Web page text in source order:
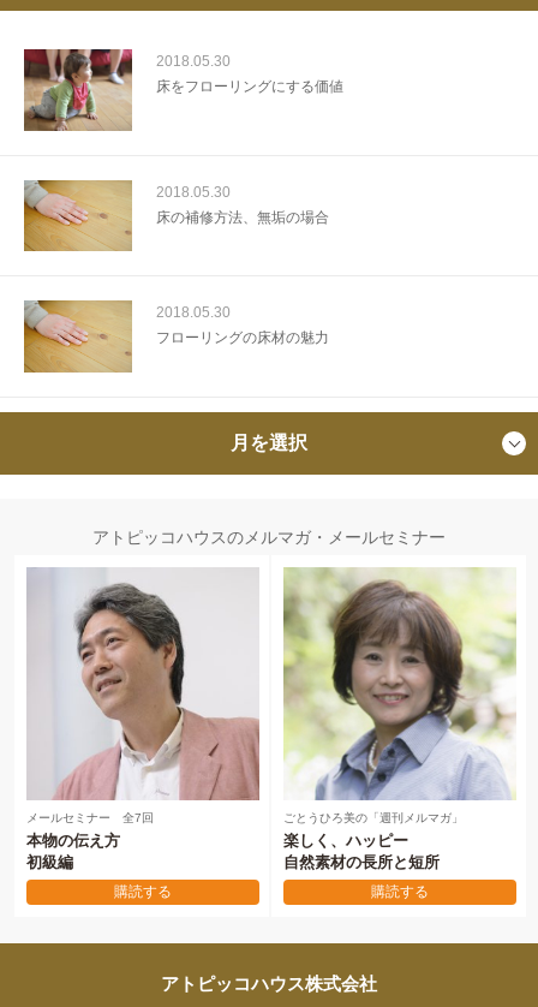
2018.05.30
床をフローリングにする価値
2018.05.30
床の補修方法、無垢の場合
2018.05.30
フローリングの床材の魅力
月を選択
アトピッコハウスのメルマガ・メールセミナー
メールセミナー 全7回
本物の伝え方
初級編
購読する
ごとうひろ美の「週刊メルマガ」
楽しく、ハッピー
自然素材の長所と短所
購読する
アトピッコハウス株式会社